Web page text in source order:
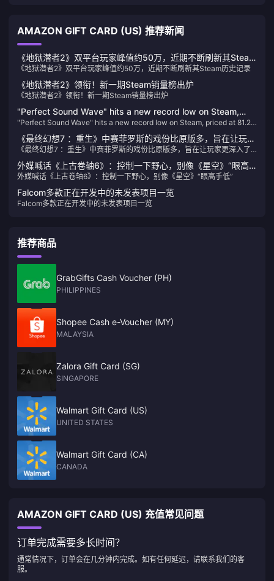
AMAZON GIFT CARD (US) 推荐新闻
《地狱潜者2》双平台玩家峰值约50万，近期不断刷新其Steam
历史记录
《地狱潜者2》双平台玩家峰值约50万，近期不断刷新其Steam历史记录
《地狱潜者2》领衔！新一期Steam销量榜出炉
《地狱潜者2》领衔！新一期Steam销量榜出炉
"Perfect Sound Wave" hits a new record low on Steam,
priced at 81.25 yuan after discount
"Perfect Sound Wave" hits a new record low on Steam, priced at 81.25
yuan after discount
《最终幻想7 ：重生》中赛菲罗斯的戏份比原版多，旨在让玩家
更深入了解
《最终幻想7 ：重生》中赛菲罗斯的戏份比原版多，旨在让玩家更深入了
解
外媒喊话《上古卷轴6》：控制一下野心，别像《星空》“眼高
手低”
外媒喊话《上古卷轴6》：控制一下野心，别像《星空》“眼高手低”
Falcom多款正在开发中的未发表项目一览
Falcom多款正在开发中的未发表项目一览
推荐商品
GrabGifts Cash Voucher (PH)
PHILIPPINES
Shopee Cash e-Voucher (MY)
MALAYSIA
Zalora Gift Card (SG)
SINGAPORE
Walmart Gift Card (US)
UNITED STATES
Walmart Gift Card (CA)
CANADA
AMAZON GIFT CARD (US) 充值常见问题
订单完成需要多长时间？
通常情况下，订单会在几分钟内完成。如有任何延迟，请联系我们的客
服。